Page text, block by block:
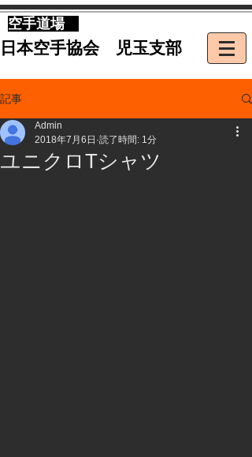
​空手道場
​日本空手協会 児玉支部
記事
ユニクロTシャツ
Admin
2018年7月6日 読了時間: 1分